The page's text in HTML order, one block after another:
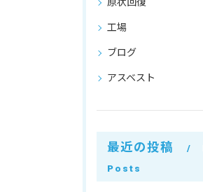
工場
ブログ
アスベスト
最近の投稿
Posts